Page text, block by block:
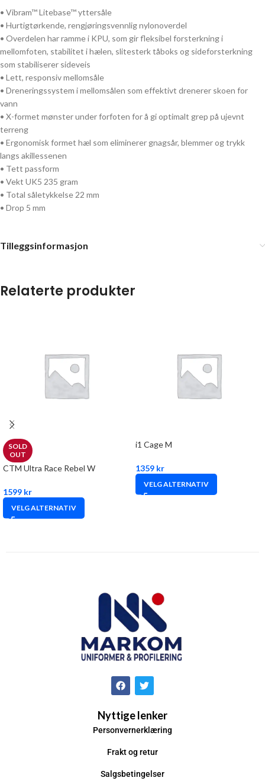
• Vibram™ Litebase™ yttersåle
• Hurtigtørkende, rengjøringsvennlig nylonoverdel
• Overdelen har ramme i KPU, som gir fleksibel forsterkning i
mellomfoten, stabilitet i hælen, slitesterk tåboks og sideforsterkning
som stabiliserer sideveis
• Lett, responsiv mellomsåle
• Dreneringssystem i mellomsålen som effektivt drenerer skoen for
vann
• X-formet mønster under forfoten for å gi optimalt grep på ujevnt
terreng
• Ergonomisk formet hæl som eliminerer gnagsår, blemmer og trykk
langs akillessenen
• Tett passform
• Vekt UK5 235 gram
• Total såletykkelse 22 mm
• Drop 5 mm
Tilleggsinformasjon
Relaterte produkter
SOLD
OUT
CTM Ultra Race Rebel W
1599 kr
VELG ALTERNATIV
i1 Cage M
1359 kr
VELG ALTERNATIV
Nyttige lenker
Personvernerklæring
Frakt og retur
Salgsbetingelser